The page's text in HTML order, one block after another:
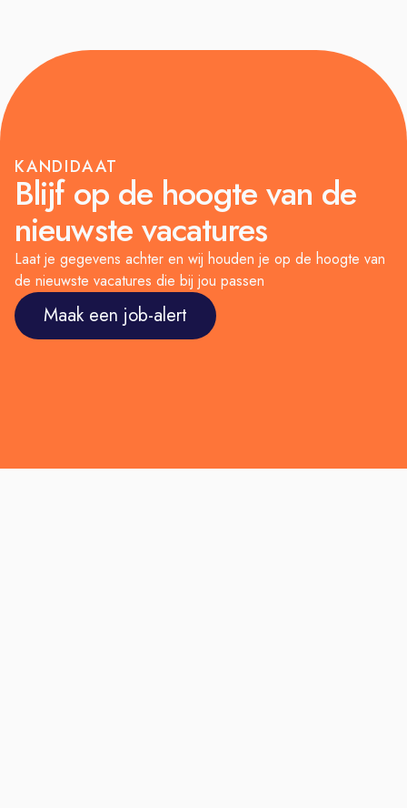
KANDIDAAT
Blijf op de hoogte van de
nieuwste vacatures
Laat je gegevens achter en wij houden je op de hoogte van
de nieuwste vacatures die bij jou passen
Maak een job-alert